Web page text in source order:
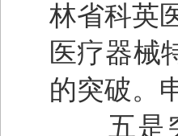
林省科英
医疗器械
的突破。
五是突